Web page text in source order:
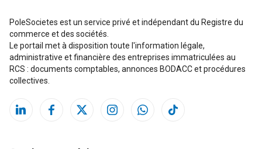
PoleSocietes est un service privé et indépendant du Registre du
commerce et des sociétés.
Le portail met à disposition toute l'information légale,
administrative et financière des entreprises immatriculées au
RCS : documents comptables, annonces BODACC et procédures
collectives.